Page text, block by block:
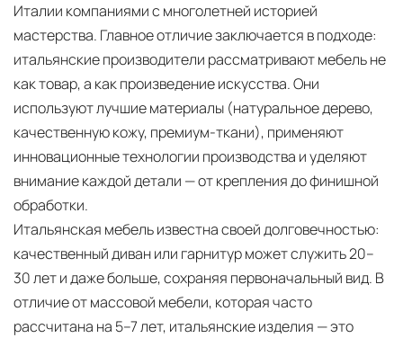
Италии компаниями с многолетней историей
мастерства. Главное отличие заключается в подходе:
итальянские производители рассматривают мебель не
как товар, а как произведение искусства. Они
используют лучшие материалы (натуральное дерево,
качественную кожу, премиум-ткани), применяют
инновационные технологии производства и уделяют
внимание каждой детали — от крепления до финишной
обработки.
Итальянская мебель известна своей долговечностью:
качественный диван или гарнитур может служить 20–
30 лет и даже больше, сохраняя первоначальный вид. В
отличие от массовой мебели, которая часто
рассчитана на 5–7 лет, итальянские изделия — это